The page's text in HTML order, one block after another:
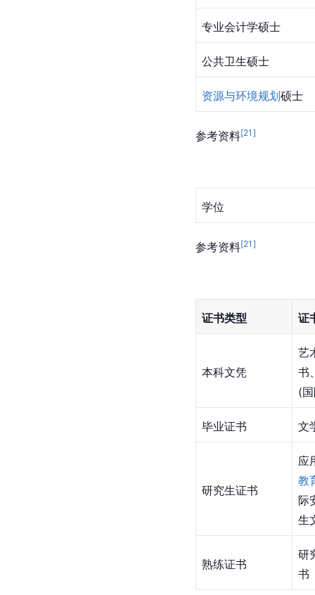
专业会计学硕士
公共卫生硕士
资源与环境规划硕士
参考资料[21 ]
学位
参考资料[21 ]
证书类型 证
本科文凭
艺
书
(
毕业证书 文
研究生证书
应
教
际
生
熟练证书
研
书